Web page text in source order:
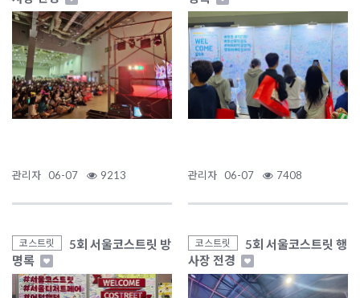
관리자 06-07 9213 관리자 06-07 7408
코스트릿
5회 서울코스트릿 방
명록
코스트릿
5회 서울코스트릿 행
사장 전경